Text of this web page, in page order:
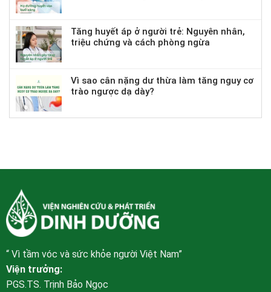
Tăng huyết áp ở người trẻ: Nguyên nhân,
triệu chứng và cách phòng ngừa
Vì sao cân nặng dư thừa làm tăng nguy cơ
trào ngược dạ dày?
“ Vì tầm vóc và sức khỏe người Việt Nam”
Viện trưởng:
PGS.TS. Trịnh Bảo Ngọc